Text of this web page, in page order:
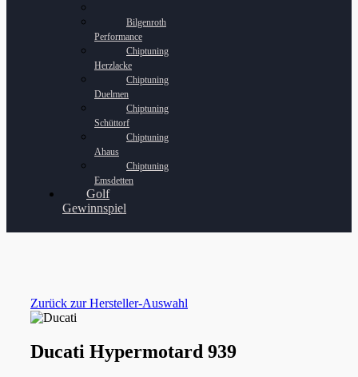
Bilgenroth
Performance
Chiptuning
Herzlacke
Chiptuning
Duelmen
Chiptuning
Schüttorf
Chiptuning
Ahaus
Chiptuning
Emsdetten
Golf
Gewinnspiel
Zurück zur Hersteller-Auswahl
Ducati Hypermotard 939